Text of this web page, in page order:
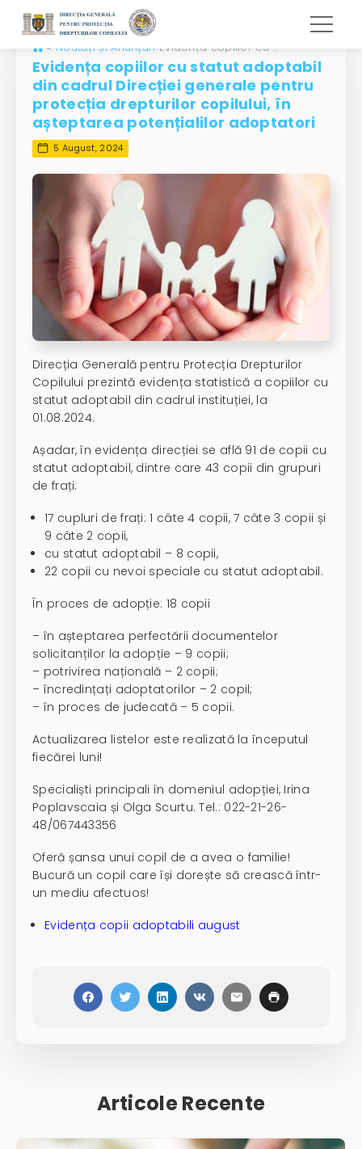
» Noutăți și Anunțuri Evidența copiilor cu statut adoptabil din cadrul Direcției generale pentru protecția drepturilor copilului, în așteptarea potențialilor adoptatori
Evidența copiilor cu statut adoptabil
din cadrul Direcției generale pentru
protecția drepturilor copilului, în
așteptarea potențialilor adoptatori
5 August, 2024
Direcția Generală pentru Protecția Drepturilor
Copilului prezintă evidența statistică a copiilor cu
statut adoptabil din cadrul instituției, la
01.08.2024.
Așadar, în evidența direcției se află 91 de copii cu
statut adoptabil, dintre care 43 copii din grupuri
de frați:
17 cupluri de frați: 1 câte 4 copii, 7 câte 3 copii și
9 câte 2 copii,
cu statut adoptabil – 8 copii,
22 copii cu nevoi speciale cu statut adoptabil.
În proces de adopție: 18 copii
– în așteptarea perfectării documentelor
solicitanților la adopție – 9 copii;
– potrivirea națională – 2 copii;
– încredințați adoptatorilor – 2 copil;
– în proces de judecată – 5 copii.
Actualizarea listelor este realizată la începutul
fiecărei luni!
Specialiști principali în domeniul adopției, Irina
Poplavscaia și Olga Scurtu. Tel.: 022-21-26-
48/067443356
Oferă șansa unui copil de a avea o familie!
Bucură un copil care își dorește să crească într-
un mediu afectuos!
Evidența copii adoptabili august
Articole Recente